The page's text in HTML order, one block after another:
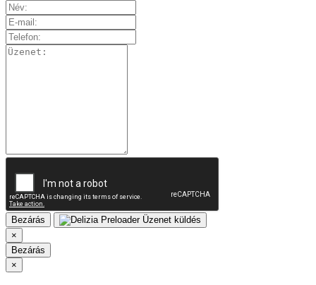
Bezárás
Üzenet küldés
×
Bezárás
×